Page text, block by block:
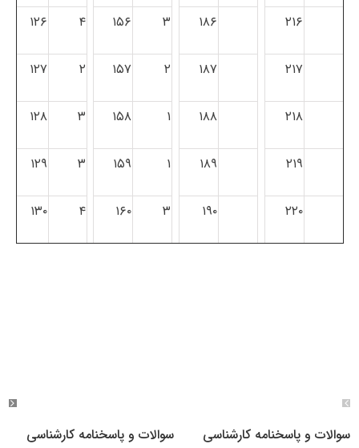
۲۱۶ ۱۸۶ ۳ ۱۵۶ ۴ ۱۲۶
۲۱۷ ۱۸۷ ۲ ۱۵۷ ۲ ۱۲۷
۲۱۸ ۱۸۸ ۱ ۱۵۸ ۳ ۱۲۸
۲۱۹ ۱۸۹ ۱ ۱۵۹ ۳ ۱۲۹
۲۲۰ ۱۹۰ ۳ ۱۶۰ ۴ ۱۳۰
سوالات و پاسخنامه کارشناسی
سوالات و پاسخنامه کارشناسی